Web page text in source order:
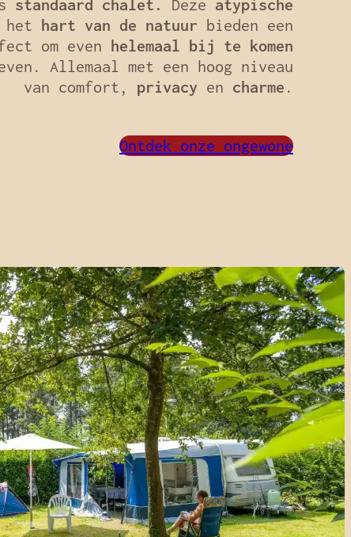
standaard chalet. Deze atypische
hart van de natuur bieden een
om even helemaal bij te komen
Allemaal met een hoog niveau
van comfort, privacy en charme .
Ontdek onze ongewone